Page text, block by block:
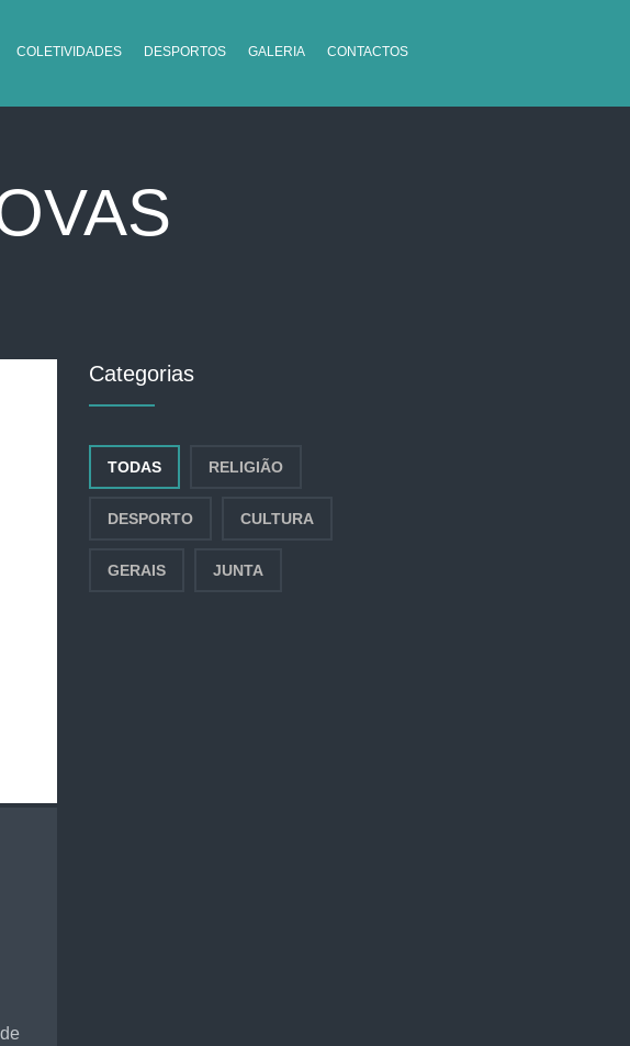
COLETIVIDADES DESPORTOS GALERIA CONTACTOS
Categorias
TODAS RELIGIÃO
DESPORTO CULTURA
GERAIS JUNTA